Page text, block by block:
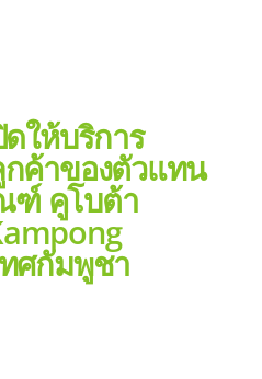
ดให้บริการ
กค้าของตัวแทน
ฑ์ คูโบต้า
ศกัมพูชา